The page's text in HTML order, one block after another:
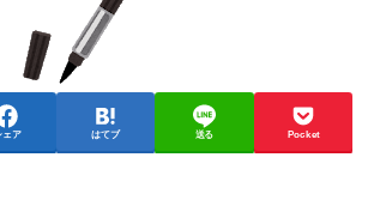
ェア はてブ 送る Pocket